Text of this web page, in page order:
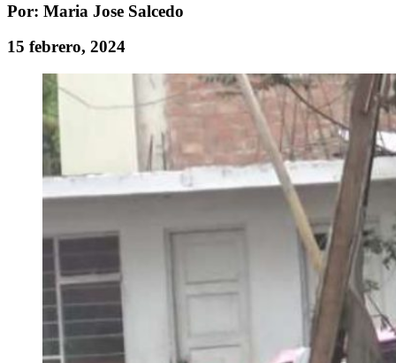
Por: Maria Jose Salcedo
15 febrero, 2024